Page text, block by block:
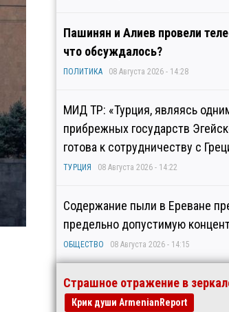
Пашинян и Алиев провели
что обсуждалось?
ПОЛИТИКА 08 Августа 2026 - 14:28
МИД ТР: «Турция, являясь
прибрежных государств
готова к сотрудничеству с
ТУРЦИЯ 08 Августа 2026 - 14:22
Содержание пыли в Ереване
предельно допустимую
ОБЩЕСТВО 08 Августа 2026 - 14:15
Страшное отражение в
Крик души ArmenianReport